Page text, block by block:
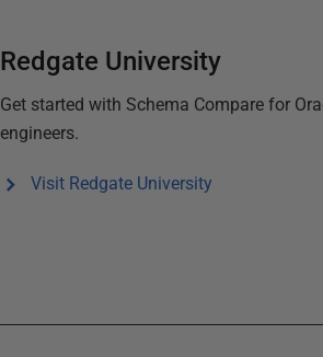
Redgate University
Get started with Schema Compare for
engineers.
Visit Redgate University